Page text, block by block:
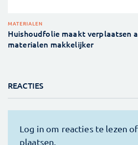
MATERIALEN
Huishoudfolie maakt verplaatsen
materialen makkelijker
REACTIES